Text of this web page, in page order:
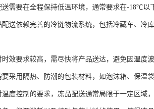
需要在全程保持低温环境，通常要求在-18℃以
送依赖完善的冷链物流系统，包括冷藏车、冷
效要求较高，需尽快将产品送达，避免因温度
采用隔热、防潮的包装材料，如泡沫箱、保温
度控制的要求，冻品配送通常局限于一定区域